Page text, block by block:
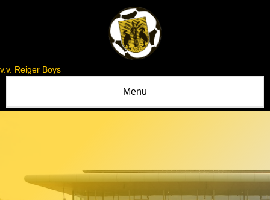
v.v. Reiger Boys
Menu